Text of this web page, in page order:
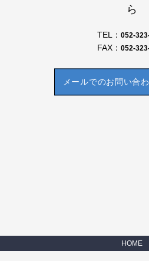
ら
TEL： 052-
FAX： 052-
メールでのお問い合
HOME